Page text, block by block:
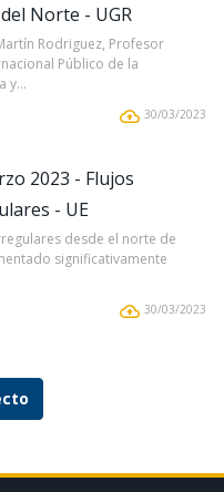
Norte - UGR
Rodriguez, Profesor
Público de la
y...
30/03/2023
2023 - Flujos
- UE
desde el norte de
significativamente
30/03/2023